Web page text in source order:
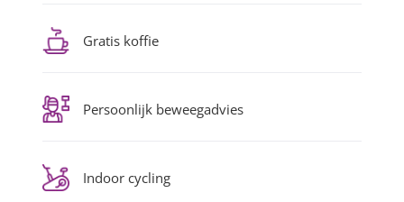
Gratis koffie
Persoonlijk beweegadvies
Indoor cycling